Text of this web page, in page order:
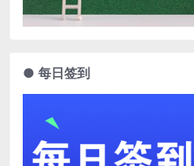
● 每日签到